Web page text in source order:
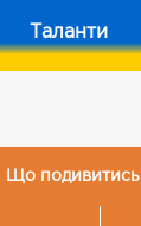
Таланти
Що подивитись